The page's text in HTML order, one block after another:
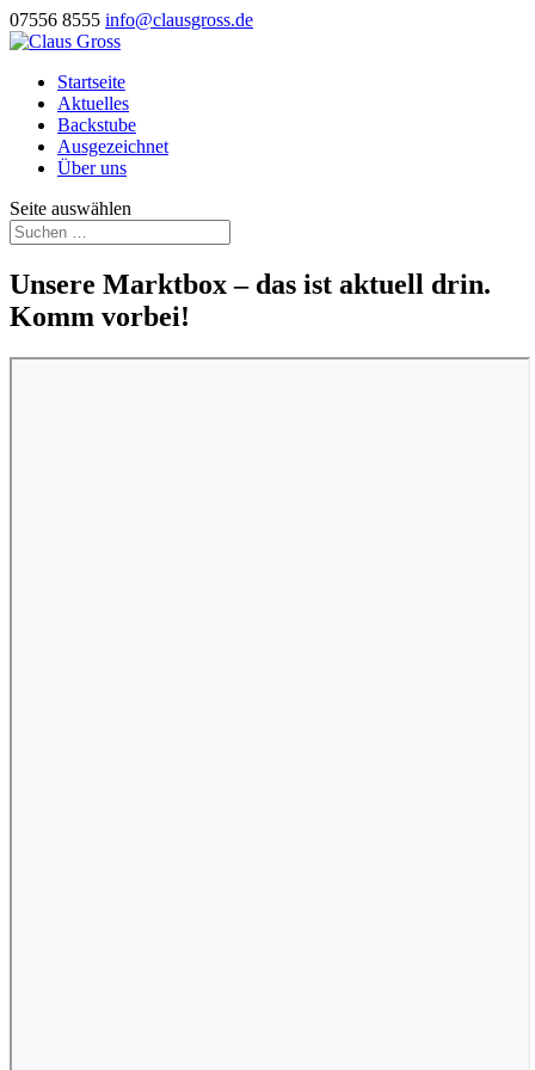
07556 8555 info@clausgross.de
Startseite
Aktuelles
Backstube
Ausgezeichnet
Über uns
Seite auswählen
Unsere Marktbox – das ist aktuell drin.
Komm vorbei!